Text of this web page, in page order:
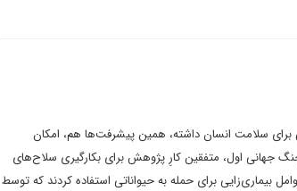
برای سلامت انسان داشته، همین پیشرفت‌ها هم، امکان
جهانی اول، متفقین کارِ پژوهش برای بکارگیری سلاح‌های
بیماری‌زایی برای حمله به حیواناتی استفاده کردند که توسط